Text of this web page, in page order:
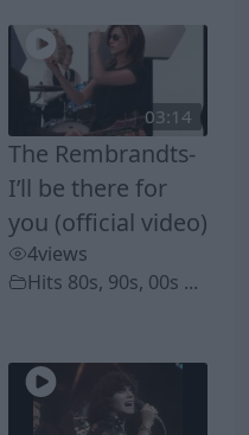
03:14
The Rembrandts-
I’ll be there for
you (official video)
4views
Hits 80s, 90s, 00s ...